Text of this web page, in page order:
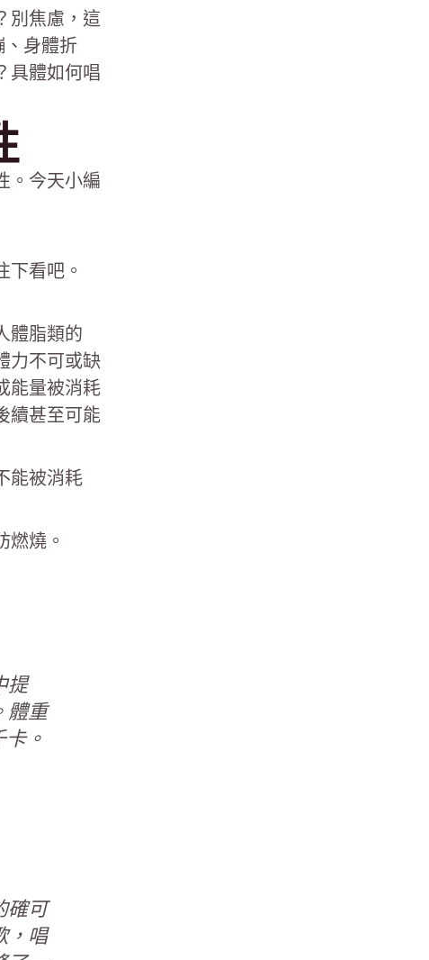
別焦慮，這
身體折
具體如何唱
。今天小編
看吧。
體脂類的
力不可或缺
能量被消耗
續甚至可能
能被消耗
燃燒。
提
體重
。
確可
，唱